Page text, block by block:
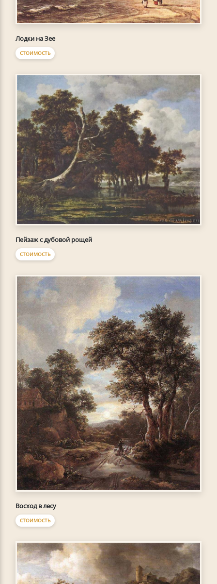
Лодки на Зее
СТОИМОСТЬ
Пейзаж с дубовой рощей
СТОИМОСТЬ
Восход в лесу
СТОИМОСТЬ